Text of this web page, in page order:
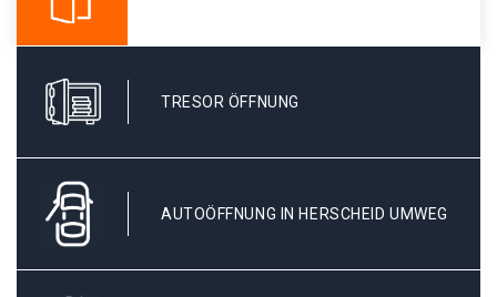
TRESOR ÖFFNUNG
AUTOÖFFNUNG IN HERSCHEID UMWEG